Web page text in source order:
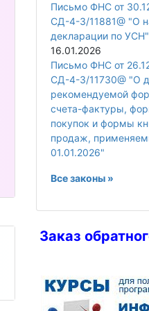
Письмо ФНС от
СД-4-3/11881@ "О
декларации по УСН"
16.01.2026
Письмо ФНС от
СД-4-3/11730@ "О
рекомендуемой
счета-фактуры,
покупок и формы
продаж,
01.01.2026"
Все законы »
Заказ